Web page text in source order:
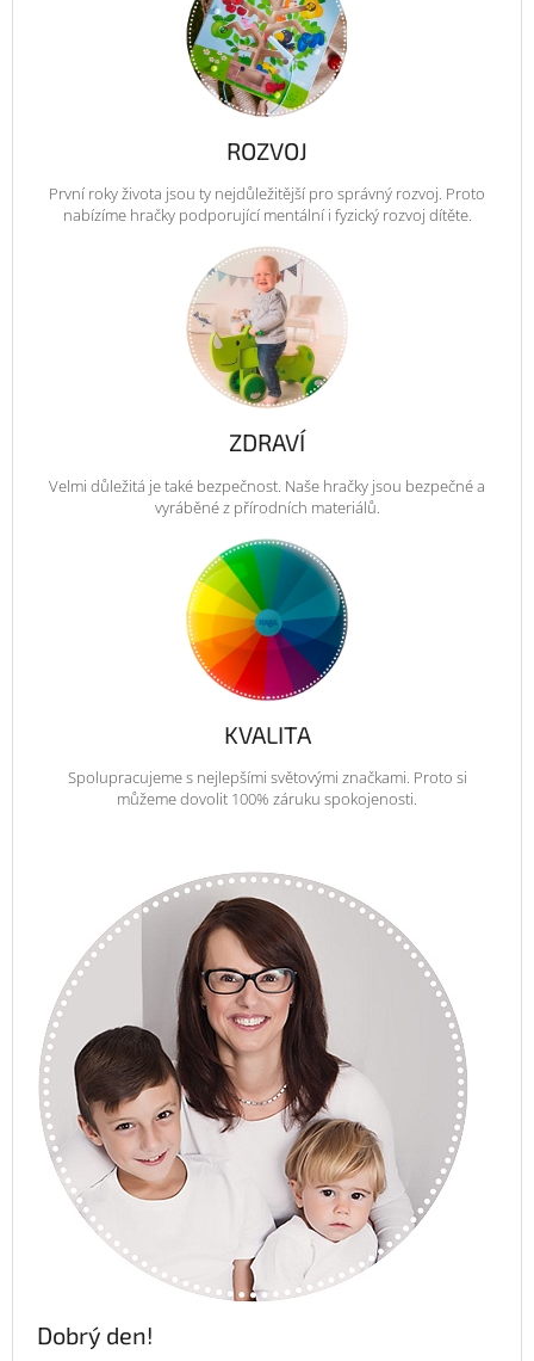
ROZVOJ
První roky života jsou ty nejdůležitější pro správný rozvoj. Proto
nabízíme hračky podporující mentální i fyzický rozvoj dítěte.
ZDRAVÍ
Velmi důležitá je také bezpečnost. Naše hračky jsou bezpečné a
vyráběné z přírodních materiálů.
KVALITA
Spolupracujeme s nejlepšími světovými značkami. Proto si
můžeme dovolit 100% záruku spokojenosti.
Dobrý den!